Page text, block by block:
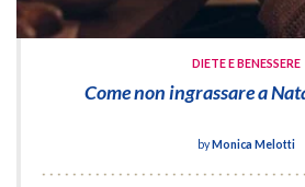
DIETE E BENESSERE
Come non ingrassare a
byMonica Melotti